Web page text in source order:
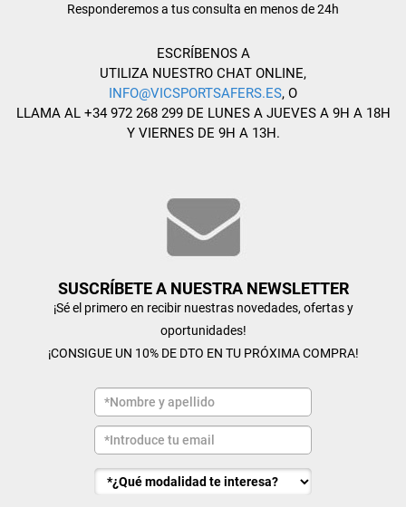
Responderemos a tus consulta en menos de 24h
ESCRÍBENOS A
UTILIZA NUESTRO CHAT ONLINE,
INFO@VICSPORTSAFERS.ES, O
LLAMA AL +34 972 268 299 DE LUNES A JUEVES A 9H A 18H
Y VIERNES DE 9H A 13H.
SUSCRÍBETE A NUESTRA NEWSLETTER
¡Sé el primero en recibir nuestras novedades, ofertas y
oportunidades!
¡CONSIGUE UN 10% DE DTO EN TU PRÓXIMA COMPRA!